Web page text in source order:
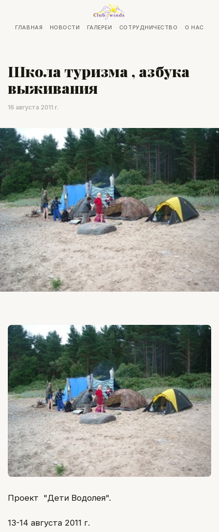
ГЛАВНАЯ НОВОСТИ ГАЛЕРЕИ СОТРУДНИЧЕСТВО О НАС
Школа туризма , азбука
выживания
16 августа 2011 г.
Проект "Дети Водолея".
13-14 августа 2011 г.